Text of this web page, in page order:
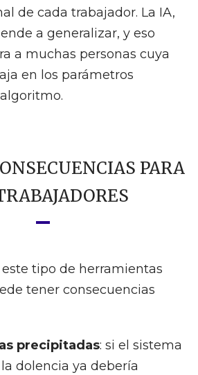
de cada trabajador. La IA,
a generalizar, y eso
a muchas personas cuya
en los parámetros
PARA
tipo de herramientas
tener consecuencias
precipitadas: si el sistema
dolencia ya debería